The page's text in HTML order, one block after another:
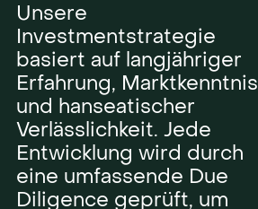
Unsere
Investmentstrategie
basiert auf langjähriger
Erfahrung, Marktkenntnis
und hanseatischer
Verlässlichkeit. Jede
Entwicklung wird durch
eine umfassende Due
Diligence geprüft, um